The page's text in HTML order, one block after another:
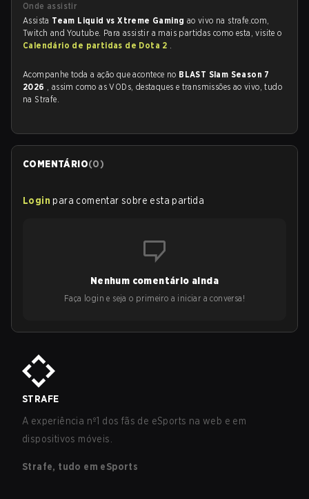
Onde assistir
Assista Team Liquid vs Xtreme Gaming ao vivo na strafe.com,
Twitch and Youtube. Para assistir a mais partidas como esta, visite o
Calendário de partidas de Dota 2 .
Acompanhe toda a ação que acontece no BLAST Slam Season 7
2026 , assim como as VODs, destaques e transmissões ao vivo, tudo
na Strafe.
COMENTÁRIO(0)
Login para comentar sobre esta partida
Nenhum comentário ainda
Faça login e seja o primeiro a iniciar a conversa!
STRAFE
A experiência nº1 dos fãs de eSports na web e em
dispositivos móveis.
Strafe, tudo em eSports